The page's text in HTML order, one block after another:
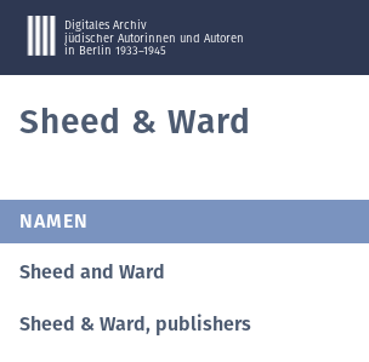
Digitales Archiv
jüdischer Autorinnen und Autoren
in Berlin 1933–1945
Sheed & Ward
NAMEN
Sheed and Ward
Sheed & Ward, publishers